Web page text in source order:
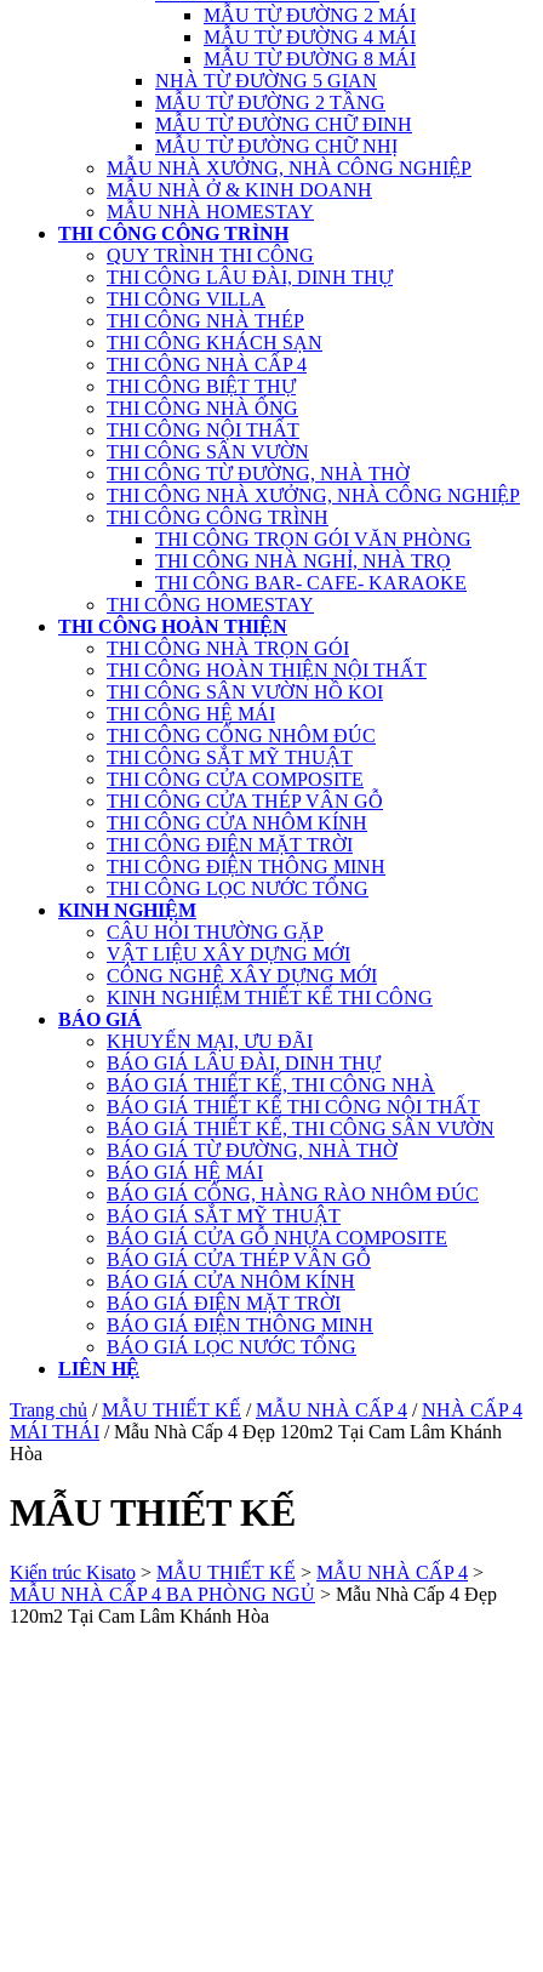
MẪU TỪ ĐƯỜNG 2 MÁI
MẪU TỪ ĐƯỜNG 4 MÁI
MẪU TỪ ĐƯỜNG 8 MÁI
NHÀ TỪ ĐƯỜNG 5 GIAN
MẪU TỪ ĐƯỜNG 2 TẦNG
MẪU TỪ ĐƯỜNG CHỮ ĐINH
MẪU TỪ ĐƯỜNG CHỮ NHỊ
MẪU NHÀ XƯỞNG, NHÀ CÔNG NGHIỆP
MẪU NHÀ Ở & KINH DOANH
MẪU NHÀ HOMESTAY
THI CÔNG CÔNG TRÌNH
QUY TRÌNH THI CÔNG
THI CÔNG LÂU ĐÀI, DINH THỰ
THI CÔNG VILLA
THI CÔNG NHÀ THÉP
THI CÔNG KHÁCH SẠN
THI CÔNG NHÀ CẤP 4
THI CÔNG BIỆT THỰ
THI CÔNG NHÀ ỐNG
THI CÔNG NỘI THẤT
THI CÔNG SÂN VƯỜN
THI CÔNG TỪ ĐƯỜNG, NHÀ THỜ
THI CÔNG NHÀ XƯỞNG, NHÀ CÔNG NGHIỆP
THI CÔNG CÔNG TRÌNH
THI CÔNG TRỌN GÓI VĂN PHÒNG
THI CÔNG NHÀ NGHỈ, NHÀ TRỌ
THI CÔNG BAR- CAFE- KARAOKE
THI CÔNG HOMESTAY
THI CÔNG HOÀN THIỆN
THI CÔNG NHÀ TRỌN GÓI
THI CÔNG HOÀN THIỆN NỘI THẤT
THI CÔNG SÂN VƯỜN HỒ KOI
THI CÔNG HỆ MÁI
THI CÔNG CỔNG NHÔM ĐÚC
THI CÔNG SẮT MỸ THUẬT
THI CÔNG CỬA COMPOSITE
THI CÔNG CỬA THÉP VÂN GỖ
THI CÔNG CỬA NHÔM KÍNH
THI CÔNG ĐIỆN MẶT TRỜI
THI CÔNG ĐIỆN THÔNG MINH
THI CÔNG LỌC NƯỚC TỔNG
KINH NGHIỆM
CÂU HỎI THƯỜNG GẶP
VẬT LIỆU XÂY DỰNG MỚI
CÔNG NGHỆ XÂY DỰNG MỚI
KINH NGHIỆM THIẾT KẾ THI CÔNG
BÁO GIÁ
KHUYẾN MẠI, ƯU ĐÃI
BÁO GIÁ LÂU ĐÀI, DINH THỰ
BÁO GIÁ THIẾT KẾ, THI CÔNG NHÀ
BÁO GIÁ THIẾT KẾ THI CÔNG NỘI THẤT
BÁO GIÁ THIẾT KẾ, THI CÔNG SÂN VƯỜN
BÁO GIÁ TỪ ĐƯỜNG, NHÀ THỜ
BÁO GIÁ HỆ MÁI
BÁO GIÁ CỔNG, HÀNG RÀO NHÔM ĐÚC
BÁO GIÁ SẮT MỸ THUẬT
BÁO GIÁ CỬA GỖ NHỰA COMPOSITE
BÁO GIÁ CỬA THÉP VÂN GỖ
BÁO GIÁ CỬA NHÔM KÍNH
BÁO GIÁ ĐIỆN MẶT TRỜI
BÁO GIÁ ĐIỆN THÔNG MINH
BÁO GIÁ LỌC NƯỚC TỔNG
LIÊN HỆ
Trang chủ /MẪU THIẾT KẾ /MẪU NHÀ CẤP 4 /NHÀ CẤP 4
MÁI THÁI / Mẫu Nhà Cấp 4 Đẹp 120m2 Tại Cam Lâm Khánh
Hòa
MẪU THIẾT KẾ
Kiến trúc Kisato > MẪU THIẾT KẾ > MẪU NHÀ CẤP 4 >
MẪU NHÀ CẤP 4 BA PHÒNG NGỦ > Mẫu Nhà Cấp 4 Đẹp
120m2 Tại Cam Lâm Khánh Hòa